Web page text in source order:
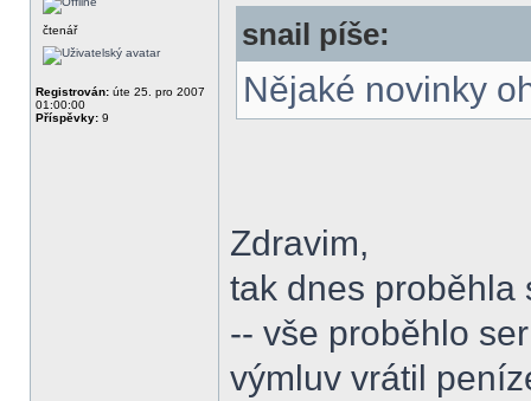
čtenář
Registrován: úte 25. pro 2007
01:00:00
Příspěvky: 9
snail píše:
Nějaké novinky
Zdravim,
tak dnes proběhla
-- vše proběhlo
výmluv vrátil